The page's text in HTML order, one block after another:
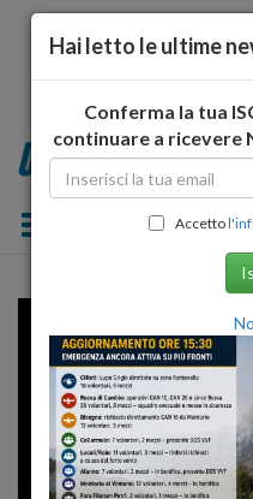
Toggle
Hai letto le ultime
Conferma la tua
continuare a ricevere
Accetto